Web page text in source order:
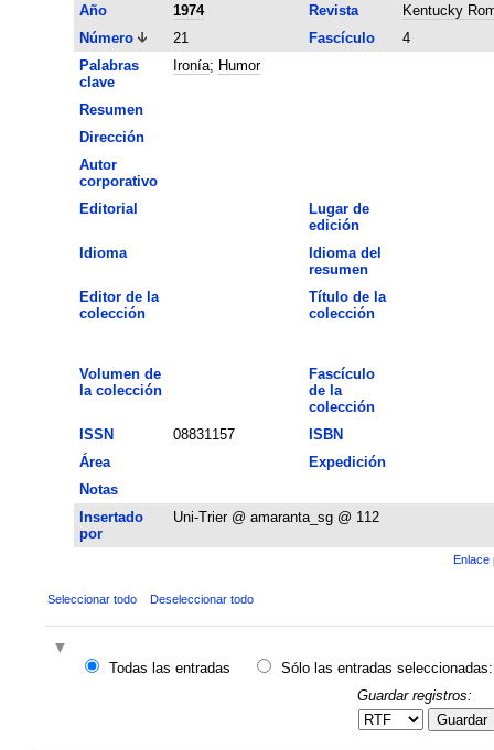
Año
1974 Revista
Kentucky
Número
21 Fascículo
4
Palabras
clave
Ironía; Humor
Resumen
Dirección
Autor
corporativo
Editorial
Lugar de
edición
Idioma
Idioma del
resumen
Editor de la
colección
Título de la
colección
Volumen de
la colección
Fascículo
de la
colección
ISSN
08831157
ISBN
Área
Expedición
Notas
Insertado
por
Uni-Trier @ amaranta_sg @ 112
Enlace
Seleccionar todo Deseleccionar todo
Todas las entradas
Sólo las entradas seleccionadas:
Guardar registros:
Guardar